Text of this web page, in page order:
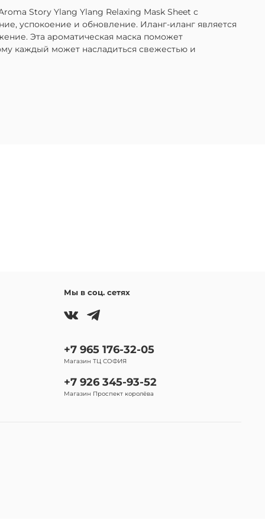
Story Ylang Ylang Relaxing Mask Sheet с
успокоение и обновление. Иланг-иланг является
Эта ароматическая маска поможет
каждый может насладиться свежестью и
Мы в соц. сетях
+7 965 176-32-05
Магазин ТЦ СОФИЯ
+7 926 345-93-52
Магазин Проспект королёва